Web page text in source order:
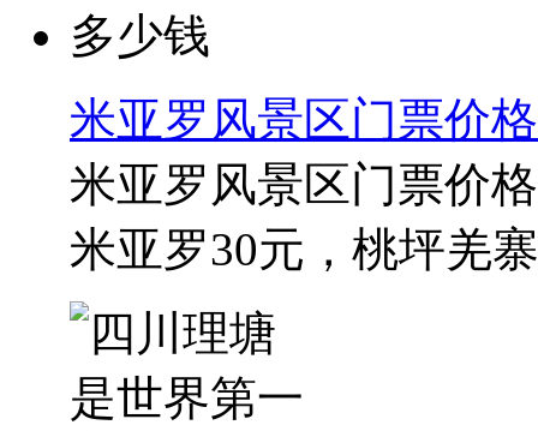
米亚罗风景区门票价
米亚罗风景区门票价
米亚罗30元，桃坪羌